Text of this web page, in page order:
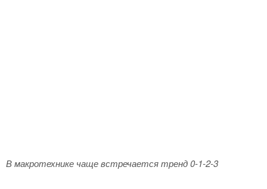
В макротехнике чаще встречается тренд 0-1-2-3